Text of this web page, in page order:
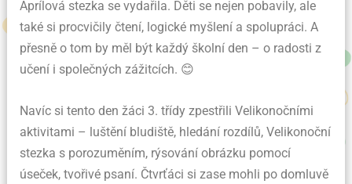
Aprílová stezka se vydařila. Děti se nejen pobavily, ale
také si procvičily čtení, logické myšlení a spolupráci. A
přesně o tom by měl být každý školní den – o radosti z
učení i společných zážitcích. 😊
Navíc si tento den žáci 3. třídy zpestřili Velikonočními
aktivitami – luštění bludiště, hledání rozdílů, Velikonoční
stezka s porozuměním, rýsování obrázku pomocí
úseček, tvořivé psaní. Čtvrťáci si zase mohli po domluvě